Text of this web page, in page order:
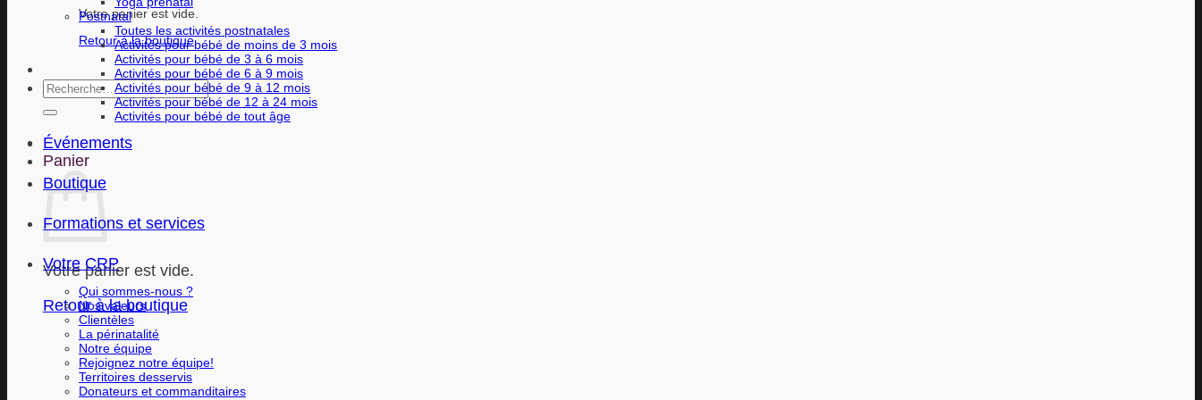
Votre panier est vide.
Retour à la boutique
Recherche
pour :
Panier
Votre panier est vide.
Retour à la boutique
Postnatal
Toutes les activités postnatales
Activités pour bébé de moins de 3 mois
Activités pour bébé de 3 à 6 mois
Activités pour bébé de 6 à 9 mois
Activités pour bébé de 9 à 12 mois
Activités pour bébé de 12 à 24 mois
Activités pour bébé de tout âge
Événements
Boutique
Formations et services
Votre CRP
Qui sommes-nous ?
Nos valeurs
Clientèles
La périnatalité
Notre équipe
Rejoignez notre équipe!
Territoires desservis
Donateurs et commanditaires